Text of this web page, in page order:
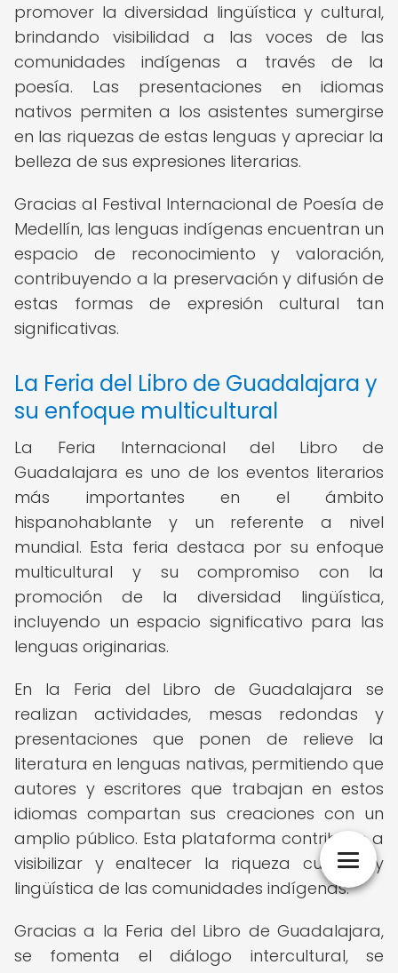
promover la diversidad lingüística y cultural,
brindando visibilidad a las voces de las
comunidades indígenas a través de la
poesía. Las presentaciones en idiomas
nativos permiten a los asistentes sumergirse
en las riquezas de estas lenguas y apreciar la
belleza de sus expresiones literarias.
Gracias al Festival Internacional de Poesía de
Medellín, las lenguas indígenas encuentran un
espacio de reconocimiento y valoración,
contribuyendo a la preservación y difusión de
estas formas de expresión cultural tan
significativas.
La Feria del Libro de Guadalajara y
su enfoque multicultural
La Feria Internacional del Libro de
Guadalajara es uno de los eventos literarios
más importantes en el ámbito
hispanohablante y un referente a nivel
mundial. Esta feria destaca por su enfoque
multicultural y su compromiso con la
promoción de la diversidad lingüística,
incluyendo un espacio significativo para las
lenguas originarias.
En la Feria del Libro de Guadalajara se
realizan actividades, mesas redondas y
presentaciones que ponen de relieve la
literatura en lenguas nativas, permitiendo que
autores y escritores que trabajan en estos
idiomas compartan sus creaciones con un
amplio público. Esta plataforma contribuye a
visibilizar y enaltecer la riqueza cultural y
lingüística de las comunidades indígenas.
Gracias a la Feria del Libro de Guadalajara,
se fomenta el diálogo intercultural, se